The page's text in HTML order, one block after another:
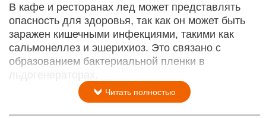
В кафе и ресторанах лед может представлять
опасность для здоровья, так как он может быть
заражен кишечными инфекциями, такими как
сальмонеллез и эшерихиоз. Это связано с
образованием бактериальной пленки в
льдогенераторах.
Читать полностью